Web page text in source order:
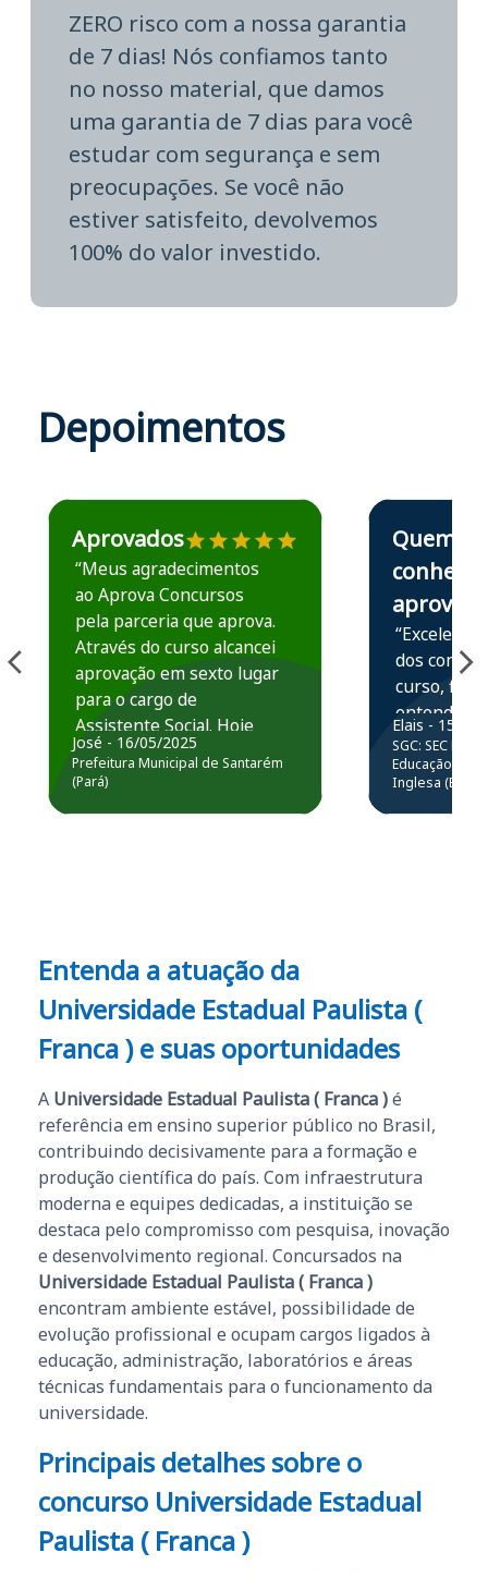
ZERO risco com a nossa garantia
de 7 dias! Nós confiamos tanto
no nosso material, que damos
uma garantia de 7 dias para você
estudar com segurança e sem
preocupações. Se você não
estiver satisfeito, devolvemos
100% do valor investido.
Depoimentos
Estudante José recomenda o Aprova Concursos em
Aprovados
“Meus agradecimentos
ao Aprova Concursos
pela parceria que aprova.
Através do curso alcancei
aprovação em sexto lugar
para o cargo de
Assistente Social. Hoje
estou atuando na
Prefeitura de Santarém.
José - 16/05/2025
Prefeitura Municipal de Santarém
(Pará)
Estudante Elais
Quem
conhece,
aprova
“Excelente
dos
curso,
entender e
prática
resolução
questões.”
Elais - 15/07/
SGC: SEC BA
Educação
Inglesa (Edital
Entenda a atuação da
Universidade Estadual Paulista (
Franca ) e suas oportunidades
A Universidade Estadual Paulista ( Franca )é
referência em ensino superior público no Brasil,
contribuindo decisivamente para a formação e
produção científica do país. Com infraestrutura
moderna e equipes dedicadas, a instituição se
destaca pelo compromisso com pesquisa, inovação
e desenvolvimento regional. Concursados na
Universidade Estadual Paulista ( Franca )
encontram ambiente estável, possibilidade de
evolução profissional e ocupam cargos ligados à
educação, administração, laboratórios e áreas
técnicas fundamentais para o funcionamento da
universidade.
Principais detalhes sobre o
concurso Universidade Estadual
Paulista ( Franca )